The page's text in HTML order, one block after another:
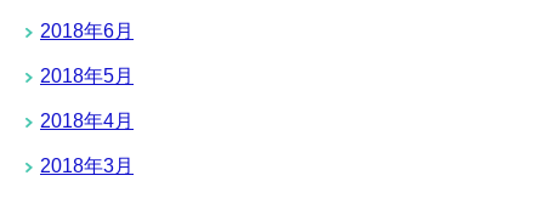
2018年6月
2018年5月
2018年4月
2018年3月